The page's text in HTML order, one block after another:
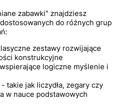
zabawki" znajdziesz
do różnych grup
zestawy rozwijające
konstrukcyjne
logiczne myślenie i
takie jak liczydła, zegary czy
w nauce podstawowych